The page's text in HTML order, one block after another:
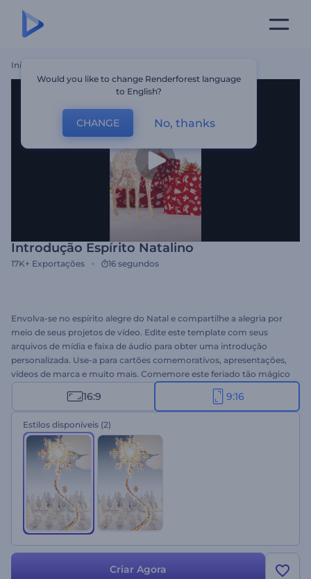
Início
Introdução Espírito Natalino
17K+ Exportações 16 segundos
Envolva-se no espírito alegre do Natal e compartilhe a alegria por
meio de seus projetos de vídeo. Edite este template com seus
arquivos de mídia e faixa de áudio para obter uma introdução
personalizada. Use-a para cartões comemorativos, apresentações,
vídeos de marca e muito mais. Comemore este feriado tão mágico
16:9 9:16
Estilos disponíveis (2)
Criar Agora
Would you like to change Renderforest language
to English?
CHANGE No, thanks